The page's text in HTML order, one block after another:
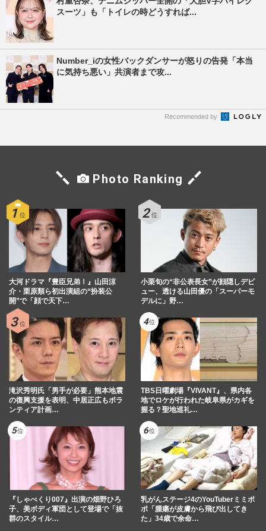
スーツ」も「トイレの時どうすれば...
Number_iの女性バックダンサーが怒りの告発「本当
に気持ち悪い」共演者まで攻...
Recommended by
Photo Ranking
大河ドラマ『豊臣兄弟！』山田涼
介・栗原類ら初出演組の“扮装公
開”で「顔で天下…
小栗旬の“非公表長女”が顔隠しデビ
ュー、透ける山田優の「スーパーモ
デルに」野…
滝沢秀明氏「男手が必要」熊本地震
の復興支援を表明、中居正広もボラ
ンティア計画…
TBS日曜劇場『VIVANT』、県内各
地でロケが行われた岐阜県がカギを
握る？聖地巡礼…
『しゃべくり007』出演の畑野ひろ
子、美ボディ軍団として登場で「抜
群のスタイル…
乳がんステージ4のYouTuberミミポ
ポ「腫瘍が皮膚から飛び出してき
た」34歳で余命…